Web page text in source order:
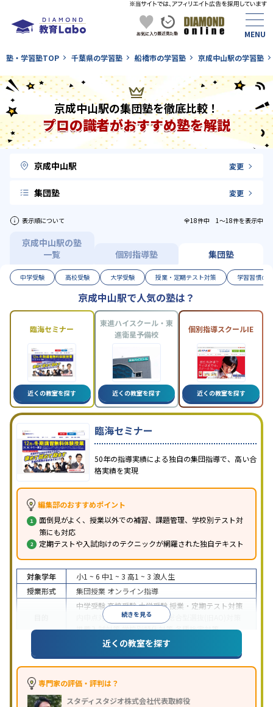
塾・学習塾TOP 千葉県の学習塾 船橋市の学習塾 京成中山駅の学習塾
京成中山駅の集団塾を徹底比較！
プロの識者がおすすめ塾を解説
京成中山駅 変更
集団塾 変更
表示順について 全18件中 1〜18件を表示中
京成中山駅の塾
一覧
個別指導塾 集団塾
中学受験 高校受験 大学受験 授業・定期テスト対策 学習習慣の
京成中山駅で人気の塾は？
臨海セミナー
近くの教室を探す
東進ハイスクール・東
進衛星予備校
近くの教室を探す
個別指導スクールIE
近くの教室を探す
臨海セミナー
50年の指導実績による独自の集団指導で、高い合
格実績を実現
編集部のおすすめポイント
面倒見がよく、授業以外での補習、課題管理、学校別テスト対
策にも対応
定期テストや入試向けのテクニックが網羅された独自テキスト
続きを見る
対象学年 小1 ~ 6 中1 ~ 3 高1 ~ 3 浪人生
授業形式
集団授業 オンライン指導
中学受験高校受験大学受験 授業・定期テスト対策
内申点対策
学習習慣の定着
総合型選抜(旧AO)対策
推薦入試対策学校別特化対策各種検定対策
特待生・奨学金制度あり入塾に学力基準あり
校生に対応オンライン対応1科目から受講可能
近くの教室を探す
専門家の評価・評判は？
スタディスタジオ株式会社代表取締役